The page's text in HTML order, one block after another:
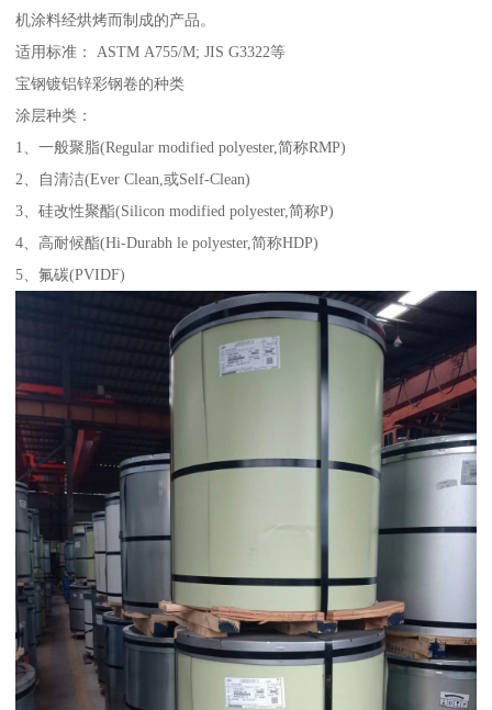
机涂料经烘烤而制成的产品。
适用标准： ASTM A755/M; JIS G3322等
宝钢镀铝锌彩钢卷的种类
涂层种类：
1、一般聚脂(Regular modified polyester,简称RMP)
2、自清洁(Ever Clean,或Self-Clean)
3、硅改性聚酯(Silicon modified polyester,简称P)
4、高耐候酯(Hi-Durabh le polyester,简称HDP)
5、氟碳(PVIDF)